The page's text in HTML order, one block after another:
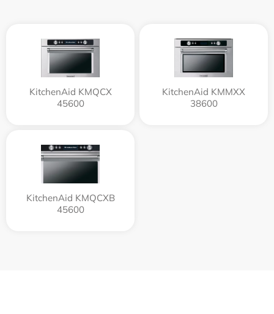
KitchenAid KMQCX
45600
KitchenAid KMMXX
38600
KitchenAid KMQCXB
45600